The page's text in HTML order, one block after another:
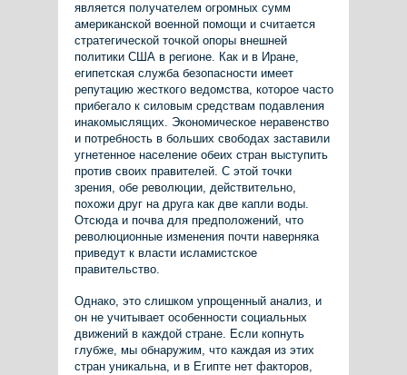
является получателем огромных сумм
американской военной помощи и считается
стратегической точкой опоры внешней
политики США в регионе. Как и в Иране,
египетская служба безопасности имеет
репутацию жесткого ведомства, которое часто
прибегало к силовым средствам подавления
инакомыслящих. Экономическое неравенство
и потребность в больших свободах заставили
угнетенное население обеих стран выступить
против своих правителей. С этой точки
зрения, обе революции, действительно,
похожи друг на друга как две капли воды.
Отсюда и почва для предположений, что
революционные изменения почти наверняка
приведут к власти исламистское
правительство.
Однако, это слишком упрощенный анализ, и
он не учитывает особенности социальных
движений в каждой стране. Если копнуть
глубже, мы обнаружим, что каждая из этих
стран уникальна, и в Египте нет факторов,